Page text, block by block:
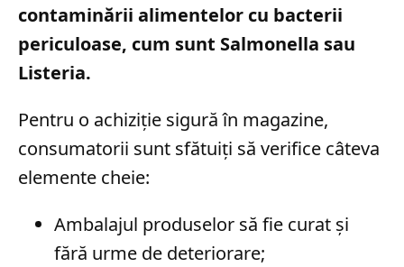
contaminării alimentelor cu bacterii
periculoase, cum sunt Salmonella sau
Listeria.
Pentru o achiziție sigură în magazine,
consumatorii sunt sfătuiți să verifice câteva
elemente cheie:
Ambalajul produselor să fie curat și
fără urme de deteriorare;